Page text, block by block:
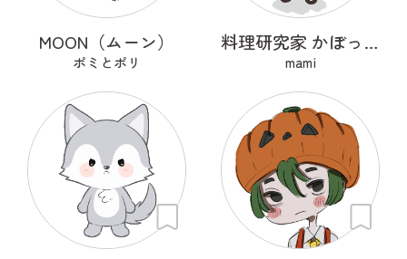
MOON（ムーン）
ポミとポリ
料理研究家 かぼっちゃ王子
mami